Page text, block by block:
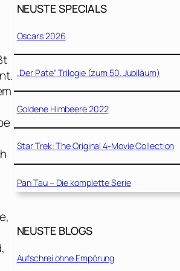
NEUSTE SPECIALS
Oscars 2026
„Der Pate“ Trilogie (zum 50. Jubiläum)
Goldene Himbeere 2022
Star Trek: The Original 4-Movie Collection
Pan Tau – Die komplette Serie
NEUSTE BLOGS
Aufschrei ohne Empörung